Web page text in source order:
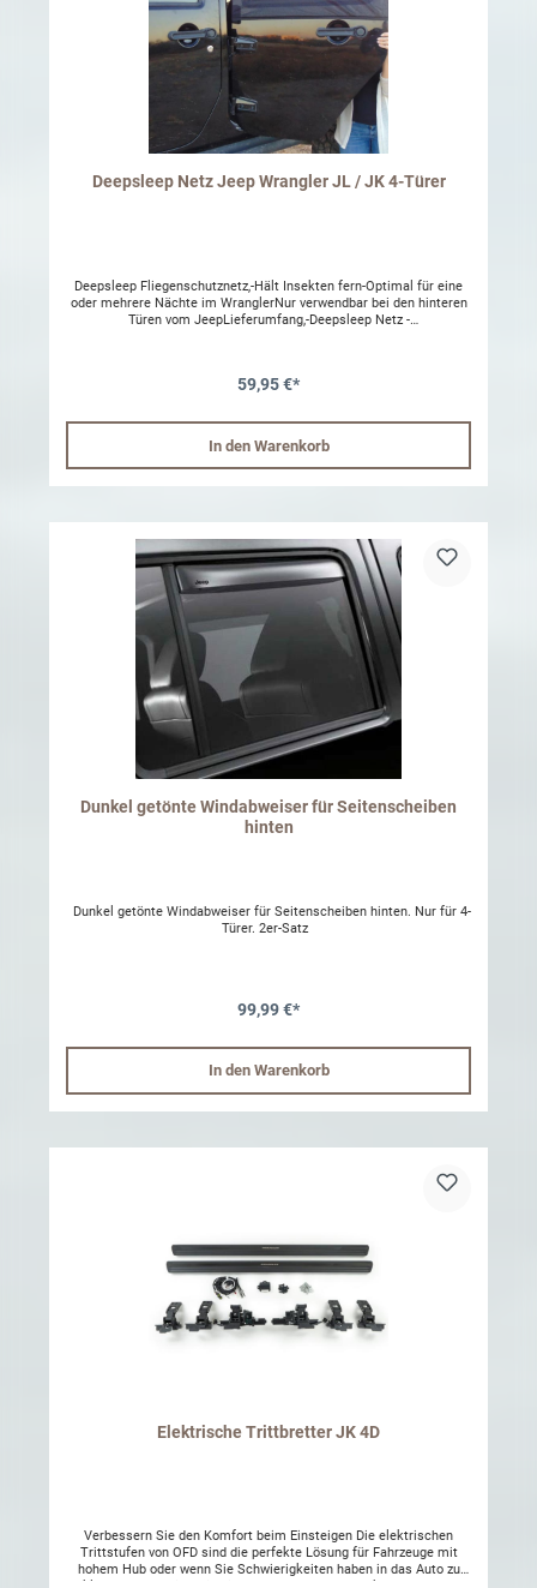
Deepsleep Netz Jeep Wrangler JL / JK 4-Türer
Deepsleep Fliegenschutznetz,-Hält Insekten fern-Optimal für eine
oder mehrere Nächte im WranglerNur verwendbar bei den hinteren
Türen vom JeepLieferumfang,-Deepsleep Netz -
59,95 €*
In den Warenkorb
Dunkel getönte Windabweiser für Seitenscheiben
hinten
Dunkel getönte Windabweiser für Seitenscheiben hinten. Nur für 4-
Türer. 2er-Satz
99,99 €*
In den Warenkorb
Elektrische Trittbretter JK 4D
Verbessern Sie den Komfort beim Einsteigen Die elektrischen
Trittstufen von OFD sind die perfekte Lösung für Fahrzeuge mit
hohem Hub oder wenn Sie Schwierigkeiten haben in das Auto zu